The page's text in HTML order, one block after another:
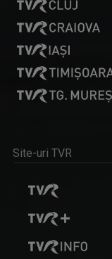
RACORD
Eseu cinematografic.
IDENTITATE
Site-uri TVR